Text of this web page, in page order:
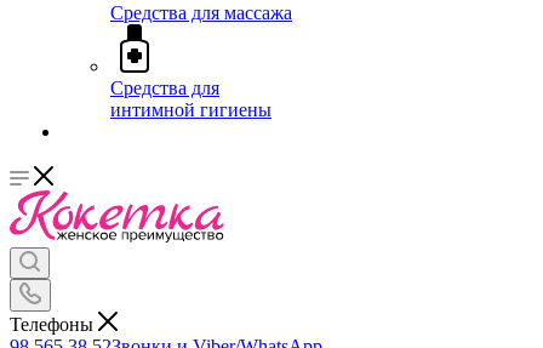
Средства для массажа
Средства для
интимной гигиены
Телефоны